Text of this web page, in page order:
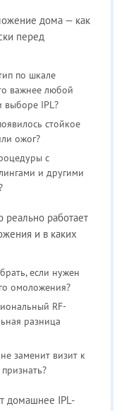
дома — как
перед
по шкале
важнее любой
выборе IPL?
стойкое
ожог?
с
и другими
реально работает
и в каких
если нужен
омоложения?
RF-
разница
заменит визит к
домашнее IPL-